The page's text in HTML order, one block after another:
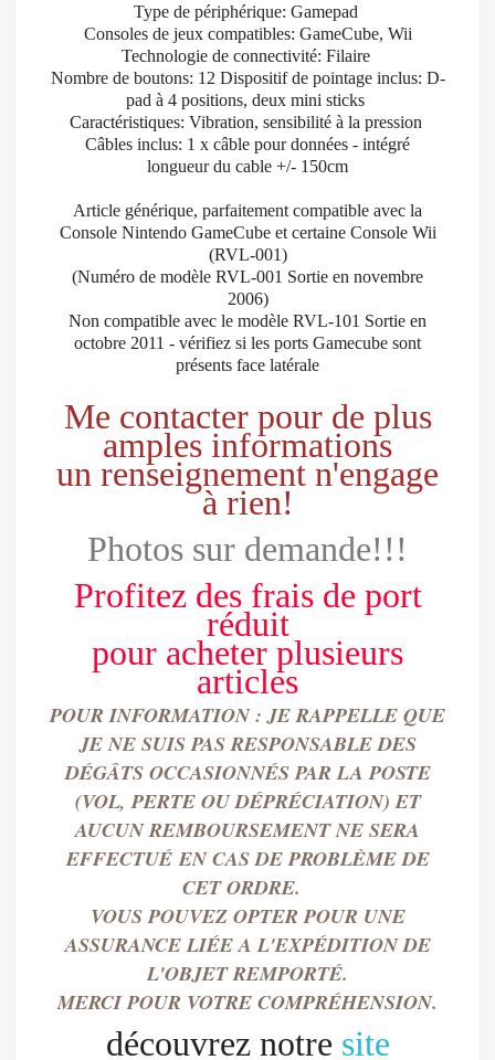
Type de périphérique: Gamepad
Consoles de jeux compatibles: GameCube, Wii
Technologie de connectivité: Filaire
Nombre de boutons: 12 Dispositif de pointage inclus: D-
pad à 4 positions, deux mini sticks
Caractéristiques: Vibration, sensibilité à la pression
Câbles inclus: 1 x câble pour données - intégré
longueur du cable +/- 150cm
Article générique, parfaitement compatible avec la
Console Nintendo GameCube et certaine Console Wii
(RVL-001)
(Numéro de modèle RVL-001 Sortie en novembre
2006)
Non compatible avec le modèle RVL-101 Sortie en
octobre 2011 - vérifiez si les ports Gamecube sont
présents face latérale
Me contacter pour de plus
amples informations
un renseignement n'engage
à rien!
Photos sur demande!!!
Profitez des frais de port
réduit
pour acheter plusieurs
articles
POUR INFORMATION : JE RAPPELLE QUE
JE NE SUIS PAS RESPONSABLE DES
DÉGÂTS OCCASIONNÉS PAR LA POSTE
(VOL, PERTE OU DÉPRÉCIATION) ET
AUCUN REMBOURSEMENT NE SERA
EFFECTUÉEN CAS DE PROBLÈME DE
CET ORDRE.
VOUS POUVEZ OPTER POUR UNE
ASSURANCE LIÉE A L'EXPÉDITION DE
L'OBJET REMPORTÉ.
MERCI POUR VOTRE COMPRÉHENSION.
découvrez notre site